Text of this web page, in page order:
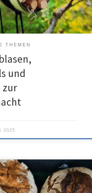
THEMEN
und
zur
2025